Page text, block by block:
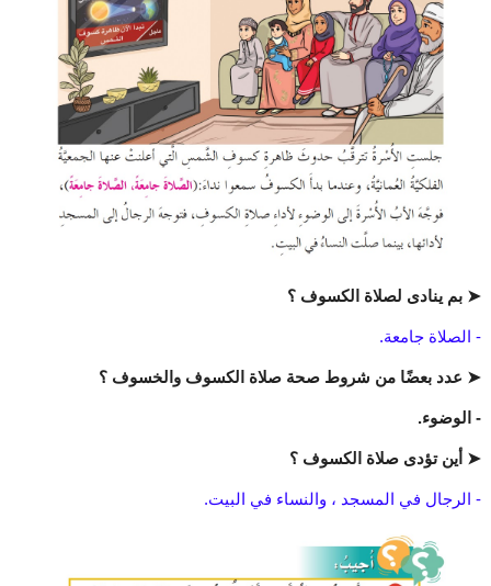
➤ بم ينادى لصلاة الكسوف ؟
- الصلاة جامعة.
➤ عدد بعضًا من شروط صحة صلاة الكسوف والخسوف ؟
- الوضوء.
➤ أين تؤدى صلاة الكسوف ؟
- الرجال في المسجد ، والنساء في البيت.